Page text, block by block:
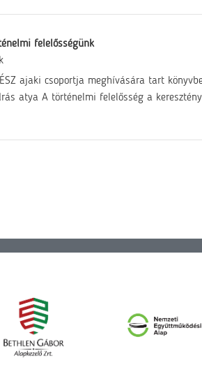
felelősségünk
ajaki csoportja meghívására tart
atya A történelmi felelősség a